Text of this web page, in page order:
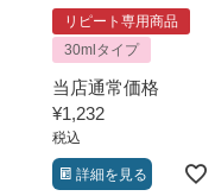
リピート専用商品
30mlタイプ
当店通常価格
¥1,232
税込
詳細を見る